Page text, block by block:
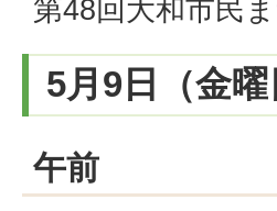
第48回大和市民
5月9日（金曜
午前